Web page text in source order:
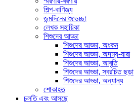
শিল্প-বাণিজ্য
জন্মদিনের শুভেচ্ছা
লেখক সহায়িকা
শিশুদের আড্ডা
শিশুদের আড্ডা, অংকন
শিশুদের আড্ডা, অদম্য-যারা
শিশুদের আড্ডা, আবৃতি
শিশুদের আড্ডা, স্বরচিত ছড়া
শিশুদের আড্ডা, অন্যান্য
শোকাহত
চলতি এবং আসছে